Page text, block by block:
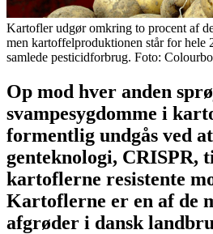
Kartofler udgør omkring to procent af
men kartoffelproduktionen står for hele
samlede pesticidforbrug. Foto:
Op mod hver anden
svampesygdomme i
formentlig undgås ved
genteknologi, CRISPR,
kartoflerne resistente
Kartoflerne er en af de
afgrøder i dansk